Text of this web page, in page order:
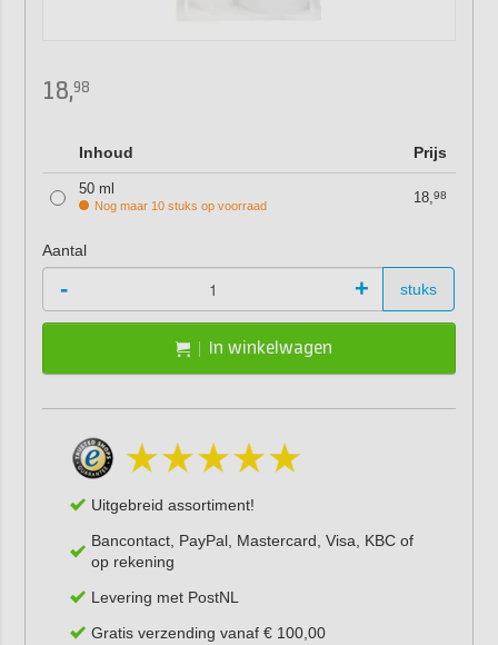
18,98
Inhoud Prijs
50 ml
Nog maar 10 stuks op voorraad 18,98
Aantal
- + stuks
In winkelwagen
Uitgebreid assortiment!
Bancontact, PayPal, Mastercard, Visa, KBC of
op rekening
Levering met PostNL
Gratis verzending vanaf € 100,00